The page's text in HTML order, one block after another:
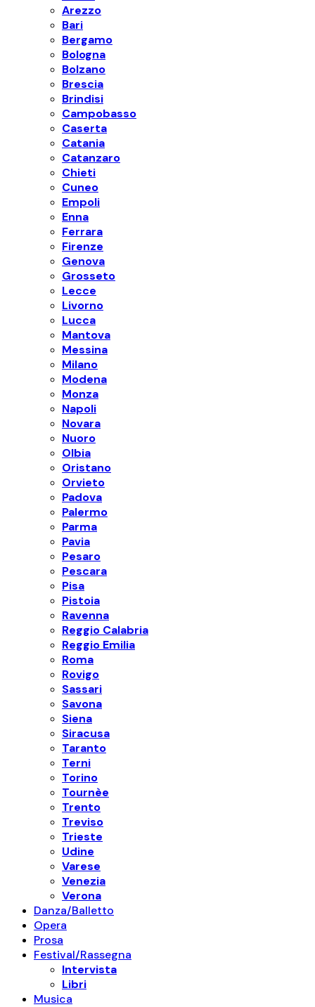
Arezzo
Bari
Bergamo
Bologna
Bolzano
Brescia
Brindisi
Campobasso
Caserta
Catania
Catanzaro
Chieti
Cuneo
Empoli
Enna
Ferrara
Firenze
Genova
Grosseto
Lecce
Livorno
Lucca
Mantova
Messina
Milano
Modena
Monza
Napoli
Novara
Nuoro
Olbia
Oristano
Orvieto
Padova
Palermo
Parma
Pavia
Pesaro
Pescara
Pisa
Pistoia
Ravenna
Reggio Calabria
Reggio Emilia
Roma
Rovigo
Sassari
Savona
Siena
Siracusa
Taranto
Terni
Torino
Tournèe
Trento
Treviso
Trieste
Udine
Varese
Venezia
Verona
Danza/Balletto
Opera
Prosa
Festival/Rassegna
Intervista
Libri
Musica